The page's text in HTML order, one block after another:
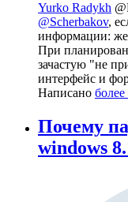
Yurko Radykh
@Scherbakov,
информации:
При
зачастую "не
интерфейс и
Написано более
Почему
windows